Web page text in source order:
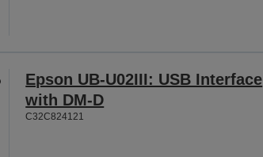
Epson UB-U02III: USB Interface
with DM-D
C32C824121